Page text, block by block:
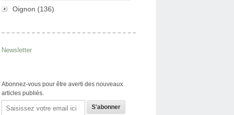
Oignon (136)
Newsletter
Abonnez-vous pour être averti des nouveaux
articles publiés.
Email